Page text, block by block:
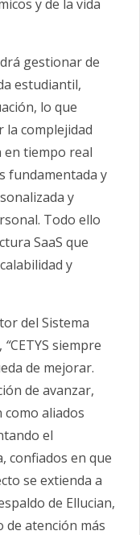
y de la vida
gestionar de
estudiantil,
lo que
la complejidad
en tiempo real
fundamentada y
y
Todo ello
SaaS que
y
del Sistema
“CETYS siempre
de mejorar.
de avanzar,
como aliados
el
confiados en que
se extienda a
de Ellucian,
de atención más